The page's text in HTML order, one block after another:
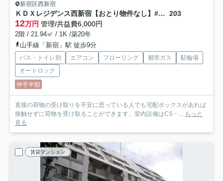
新宿区西新宿
ＫＤＸレジデンス西新宿【おとり物件なし】#学生・社会人にオススメ！初期費用分割払いOK！ 203
12万円 管理/共益費6,000円
2階 / 21.94㎡ / 1K /築20年
山手線「新宿」駅 徒歩9分
バス・トイレ別 エアコン フローリング 都市ガス
駐輪場
オートロック
仲手半額
直接の荷物の受け取りを不安に思っている人でも宅配ボックスがあれば
接触せずに荷物を受け取ることができます。室内設備はCS・... もっと
見る
賃貸マンション